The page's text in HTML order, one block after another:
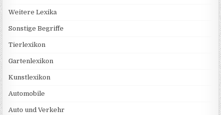
Weitere Lexika
Sonstige Begriffe
Tierlexikon
Gartenlexikon
Kunstlexikon
Automobile
Auto und Verkehr